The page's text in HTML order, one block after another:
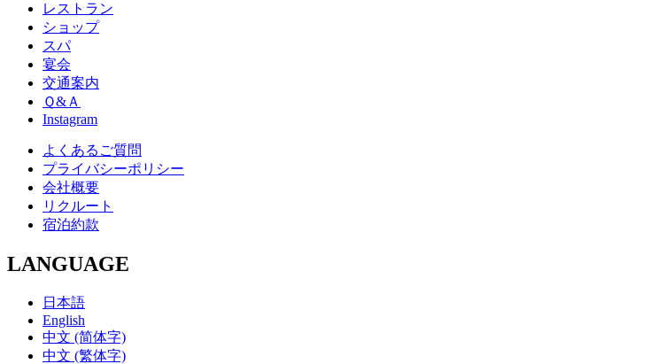
レストラン
ショップ
スパ
宴会
交通案内
Ｑ&Ａ
Instagram
よくあるご質問
プライバシーポリシー
会社概要
リクルート
宿泊約款
LANGUAGE
日本語
English
中文 (简体字)
中文 (繁体字)